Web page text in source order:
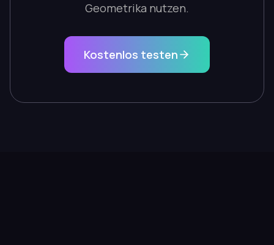
Geometrika nutzen.
Kostenlos testen